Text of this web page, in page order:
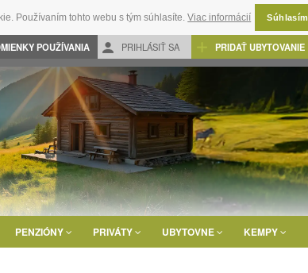
Používaním tohto webu s tým súhlasíte.Viac informácií Súhlasím
POUŽÍVANIA PRIHLÁSIŤ SA PRIDAŤ UBYTOVANIE
PENZIÓNY PRIVÁTY UBYTOVNE KEMPY